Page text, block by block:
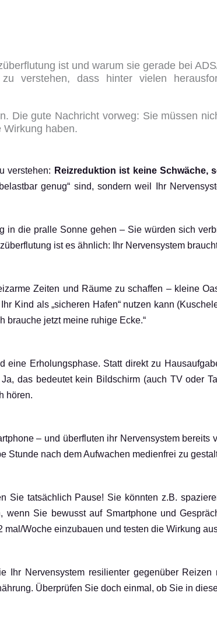
ist und warum sie gerade bei
verstehen, dass hinter vielen
Die gute Nachricht vorweg: Sie müssen
Wirkung haben.
verstehen: Reizreduktion ist keine Schwäche,
genug“ sind, sondern weil Ihr
die pralle Sonne gehen – Sie würden sich
ist es ähnlich: Ihr Nervensystem
Zeiten und Räume zu schaffen – kleine
Kind als „sicheren Hafen“ nutzen kann
brauche jetzt meine ruhige Ecke.“
Erholungsphase. Statt direkt zu
das bedeutet kein Bildschirm (auch TV oder
hören.
– und überfluten ihr Nervensystem bereits
Stunde nach dem Aufwachen medienfrei zu
Sie tatsächlich Pause! Sie könnten z.B.
Sie bewusst auf Smartphone und
Woche einzubauen und testen die Wirkung
Ihr Nervensystem resilienter gegenüber
Überprüfen Sie doch einmal, ob Sie in